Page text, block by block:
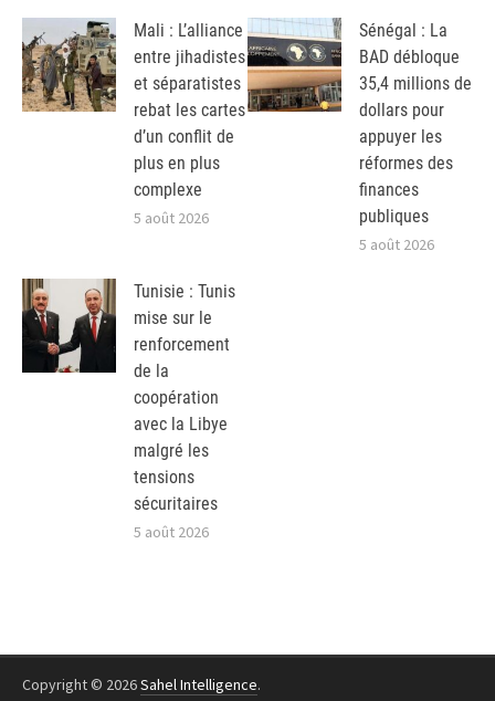
Mali : L’alliance
entre jihadistes
et séparatistes
rebat les cartes
d’un conflit de
plus en plus
complexe
5 août 2026
Sénégal : La
BAD débloque
35,4 millions de
dollars pour
appuyer les
réformes des
finances
publiques
5 août 2026
Tunisie : Tunis
mise sur le
renforcement
de la
coopération
avec la Libye
malgré les
tensions
sécuritaires
5 août 2026
Copyright © 2026Sahel Intelligence.